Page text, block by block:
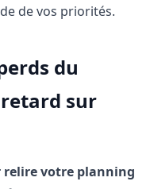
de vos priorités.
du
sur
relire votre planning